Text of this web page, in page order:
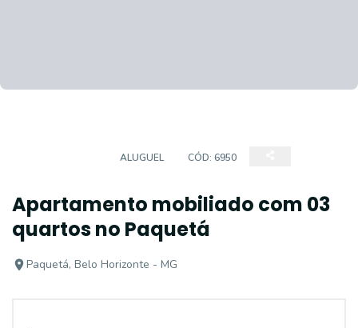
ALUGUEL CÓD: 6950
Apartamento mobiliado com 03
quartos no Paquetá
Paquetá, Belo Horizonte - MG